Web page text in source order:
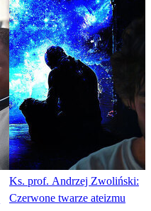
Ks. prof. Andrzej Zwoliński:
Czerwone twarze ateizmu